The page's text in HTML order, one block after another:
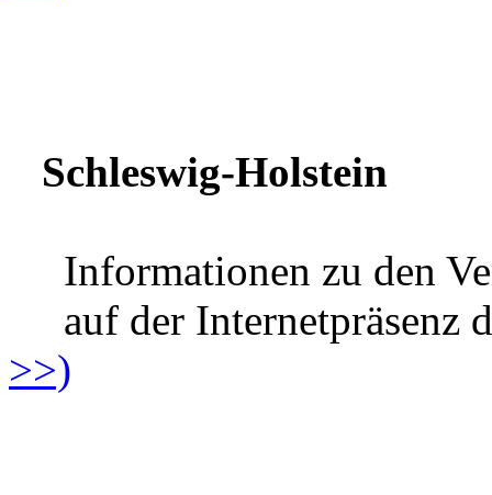
Schleswig-Holstein
Informationen zu den
auf der Internetpräsenz
>>)